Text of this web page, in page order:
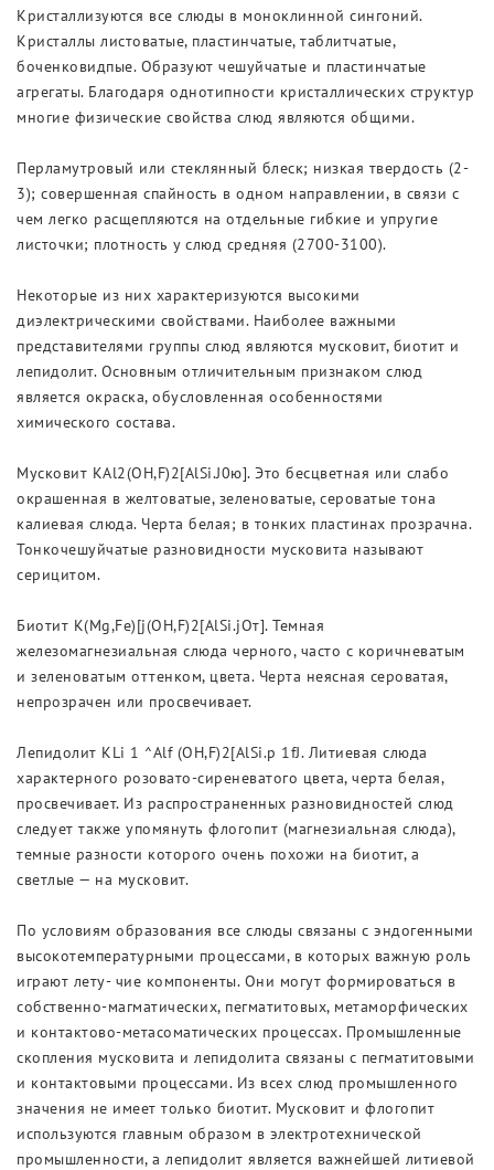
Кристаллизуются все слюды в моноклинной сингоний.
Кристаллы листоватые, пластинчатые, таблитчатые,
боченковидпые. Образуют чешуйчатые и пластинчатые
агрегаты. Благодаря однотипности кристаллических структур
многие физические свойства слюд являются общими.
Перламутровый или стеклянный блеск; низкая твердость (2-
3); совершенная спайность в одном направлении, в связи с
чем легко расщепляются на отдельные гибкие и упругие
листочки; плотность у слюд средняя (2700-3100).
Некоторые из них характеризуются высокими
диэлектрическими свойствами. Наиболее важными
представителями группы слюд являются мусковит, биотит и
лепидолит. Основным отличительным признаком слюд
является окраска, обусловленная особенностями
химического состава.
Мусковит KAl2(OH,F)2[AlSi.J0ю]. Это бесцветная или слабо
окрашенная в желтоватые, зеленоватые, сероватые тона
калиевая слюда. Черта белая; в тонких пластинах прозрачна.
Тонкочешуйчатые разновидности мусковита называют
серицитом.
Биотит K(Mg,Fe)[j(OH,F)2[AlSi.jOт]. Темная
железомагнезиальная слюда черного, часто с коричневатым
и зеленоватым оттенком, цвета. Черта неясная сероватая,
непрозрачен или просвечивает.
Лепидолит KLi 1 ^Alf (OH,F)2[AlSi.p 1fJ. Литиевая слюда
характерного розовато-сиреневатого цвета, черта белая,
просвечивает. Из распространенных разновидностей слюд
следует также упомянуть флогопит (магнезиальная слюда),
темные разности которого очень похожи на биотит, а
светлые — на мусковит.
По условиям образования все слюды связаны с эндогенными
высокотемпературными процессами, в которых важную роль
играют лету- чие компоненты. Они могут формироваться в
собственно-магматических, пегматитовых, метаморфических
и контактово-метасоматических процессах. Промышленные
скопления мусковита и лепидолита связаны с пегматитовыми
и контактовыми процессами. Из всех слюд промышленного
значения не имеет только биотит. Мусковит и флогопит
используются главным образом в электротехнической
промышленности, а лепидолит является важнейшей литиевой